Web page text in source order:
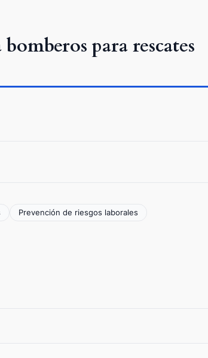
para rescates
Prevención de riesgos laborales